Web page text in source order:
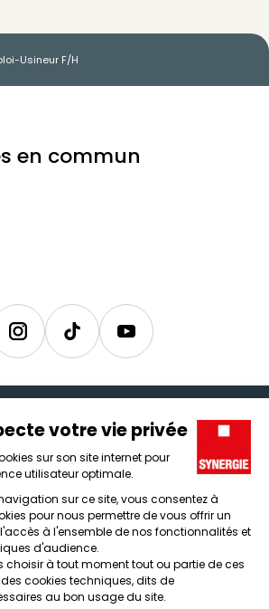
-Usineur F/H
en commun
InstagramTikTok Youtube
d'utilisation et mentions légales